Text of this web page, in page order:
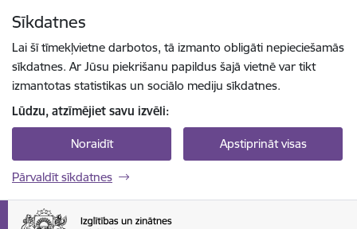
Sīkdatnes
Lai šī tīmekļvietne darbotos, tā izmanto obligāti nepieciešamās
sīkdatnes. Ar Jūsu piekrišanu papildus šajā vietnē var tikt
izmantotas statistikas un sociālo mediju sīkdatnes.
Lūdzu, atzīmējiet savu izvēli:
Noraidīt Apstiprināt visas
Pārvaldīt sīkdatnes